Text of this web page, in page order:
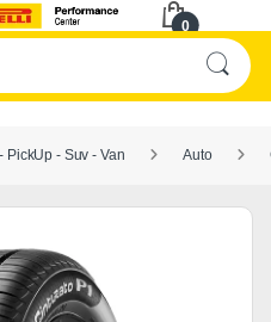
0
PickUp - Suv - Van Auto